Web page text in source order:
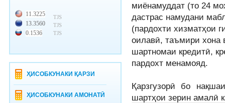
11.3225
13.3560
0.1536
TJS
TJS
TJS
ҲИСОБКУНАКИ ҚАРЗИ
ҲИСОБКУНАКИ АМОНАТӢ
миёнамуддат (то 24
дастрас намудани
(пардохти хизматҳои
оилавӣ, таъмири хона
шартномаи кредитӣ,
пардохт менамояд.
Қарзгузорӣ бо
шартҳои зерин амалӣ